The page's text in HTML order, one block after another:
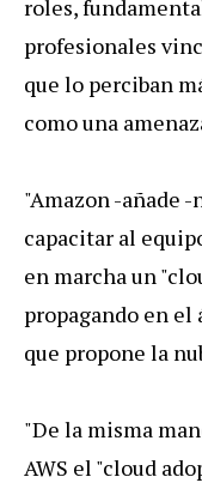
roles,
profesionales
que lo perciban
como una
"Amazon -añade
capacitar al
en marcha un
propagando en el
que propone la
"De la misma
AWS el "cloud